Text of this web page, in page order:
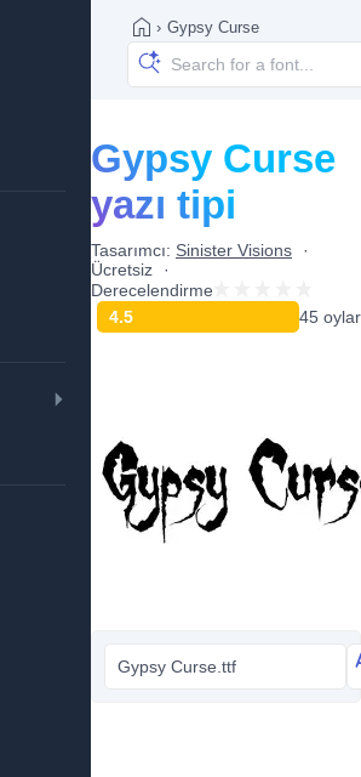
› Gypsy Curse
Gypsy Curse
yazı tipi
Tasarımcı: Sinister Visions
Ücretsiz
Derecelendirme
4.5
45 oylar
Gypsy Curse.ttf